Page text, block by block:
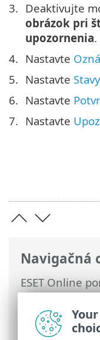
Navigačná
ESET Online
Security>
programu
Deaktivujte
obrázok pri
upozornenia.
Nastavte
Nastavte
Nastavte
Nastavte